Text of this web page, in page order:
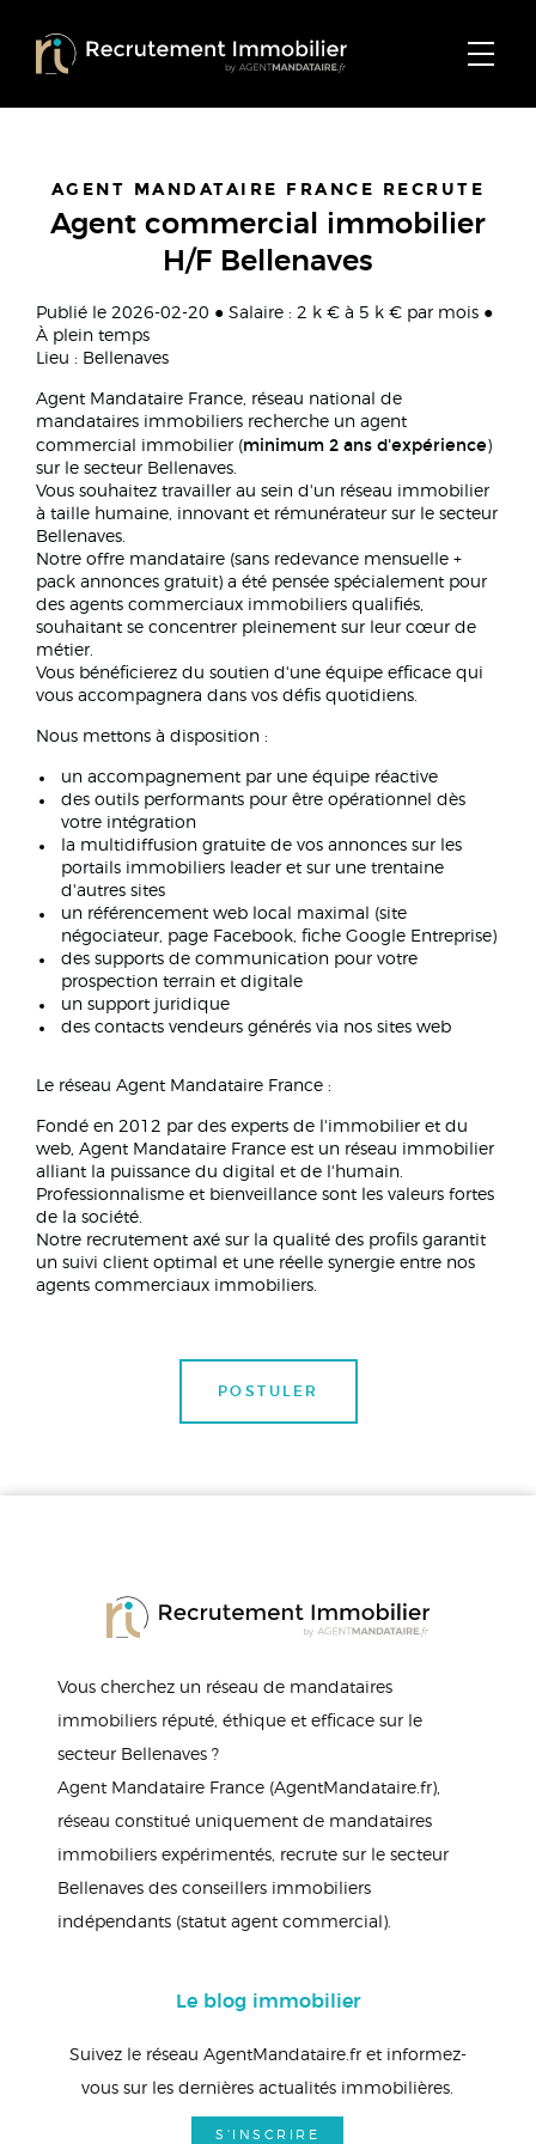
AGENT MANDATAIRE FRANCE RECRUTE
Agent commercial immobilier
H/F Bellenaves
Publié le 2026-02-20 ● Salaire : 2 k € à 5 k € par mois ●
À plein temps
Lieu : Bellenaves
Agent Mandataire France, réseau national de
mandataires immobiliers recherche un agent
commercial immobilier (minimum 2 ans d'expérience )
sur le secteur Bellenaves.
Vous souhaitez travailler au sein d'un réseau immobilier
à taille humaine, innovant et rémunérateur sur le secteur
Bellenaves.
Notre offre mandataire (sans redevance mensuelle +
pack annonces gratuit) a été pensée spécialement pour
des agents commerciaux immobiliers qualifiés,
souhaitant se concentrer pleinement sur leur cœur de
métier.
Vous bénéficierez du soutien d'une équipe efficace qui
vous accompagnera dans vos défis quotidiens.
Nous mettons à disposition :
un accompagnement par une équipe réactive
des outils performants pour être opérationnel dès
votre intégration
la multidiffusion gratuite de vos annonces sur les
portails immobiliers leader et sur une trentaine
d'autres sites
un référencement web local maximal (site
négociateur, page Facebook, fiche Google Entreprise)
des supports de communication pour votre
prospection terrain et digitale
un support juridique
des contacts vendeurs générés via nos sites web
Le réseau Agent Mandataire France :
Fondé en 2012 par des experts de l'immobilier et du
web, Agent Mandataire France est un réseau immobilier
alliant la puissance du digital et de l'humain.
Professionnalisme et bienveillance sont les valeurs fortes
de la société.
Notre recrutement axé sur la qualité des profils garantit
un suivi client optimal et une réelle synergie entre nos
agents commerciaux immobiliers.
POSTULER
Vous cherchez un réseau de mandataires
immobiliers réputé, éthique et efficace sur le
secteur Bellenaves ?
Agent Mandataire France (AgentMandataire.fr),
réseau constitué uniquement de mandataires
immobiliers expérimentés, recrute sur le secteur
Bellenaves des conseillers immobiliers
indépendants (statut agent commercial).
Le blog immobilier
Suivez le réseau AgentMandataire.fr et informez-
vous sur les dernières actualités immobilières.
S'INSCRIRE